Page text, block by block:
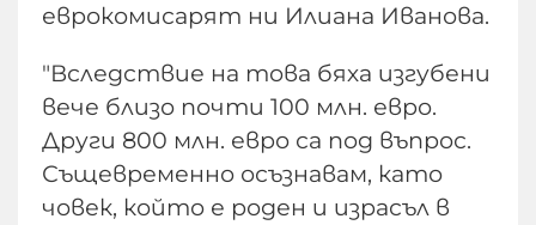
еврокомисарят ни Илиана Иванова.
"Вследствие на това бяха изгубени
вече близо почти 100 млн. евро.
Други 800 млн. евро са под въпрос.
Същевременно осъзнавам, като
човек, който е роден и израсъл в